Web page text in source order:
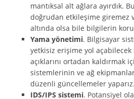
mantıksal alt ağlara ayırdık.
doğrudan etkileşime giremez
altında olsa bile bilgilerin
Yama yönetimi. Bilgisayar
yetkisiz erişime yol
açıklarını ortadan kaldırmak
sistemlerinin ve ağ
düzenli güncellemeler yaparız.
IDS/IPS sistemi. Potansiyel